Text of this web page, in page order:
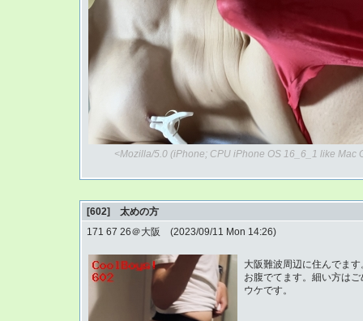
<Mozilla/5.0 (iPhone; CPU iPhone OS 16_6_1 like
[602] 太めの方
171 67 26＠大阪 (2023/09/11 Mon 14:26)
大阪難波周辺に住んでます
お腹でてます。細い方は
ウケです。